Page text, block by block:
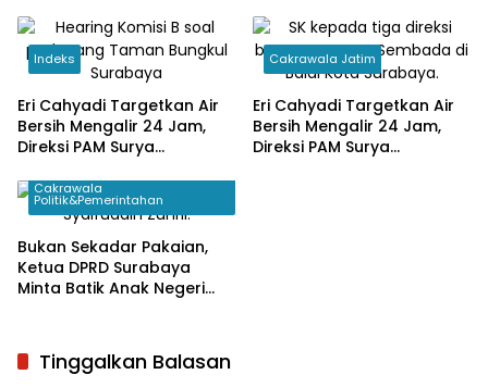
Indeks
Eri Cahyadi Targetkan Air
Bersih Mengalir 24 Jam,
Direksi PAM Surya
Percepat Jaringan hingga
Kampung
Cakrawala Jatim
Eri Cahyadi Targetkan Air
Bersih Mengalir 24 Jam,
Direksi PAM Surya
Cakrawala
Politik&Pemerintahan
Bukan Sekadar Pakaian,
Ketua DPRD Surabaya
Minta Batik Anak Negeri
Tinggalkan Balasan